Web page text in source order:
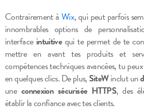
Contrairement àWix, qui peut parfois
innombrables options de
interface intuitivequi te permet de te
mettre en avant tes produits et
compétences techniques avancées, tu
en quelques clics. De plus,SiteWinclut un
une connexion sécurisée HTTPS, des
établir la confiance avec tes clients.